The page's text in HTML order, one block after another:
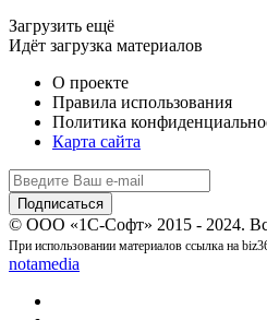
Загрузить ещё
Идёт загрузка материалов
О проекте
Правила использования
Политика
Карта сайта
© ООО «1С-Софт» 2015 - 2024.
При использовании материалов ссылка на
notamedia